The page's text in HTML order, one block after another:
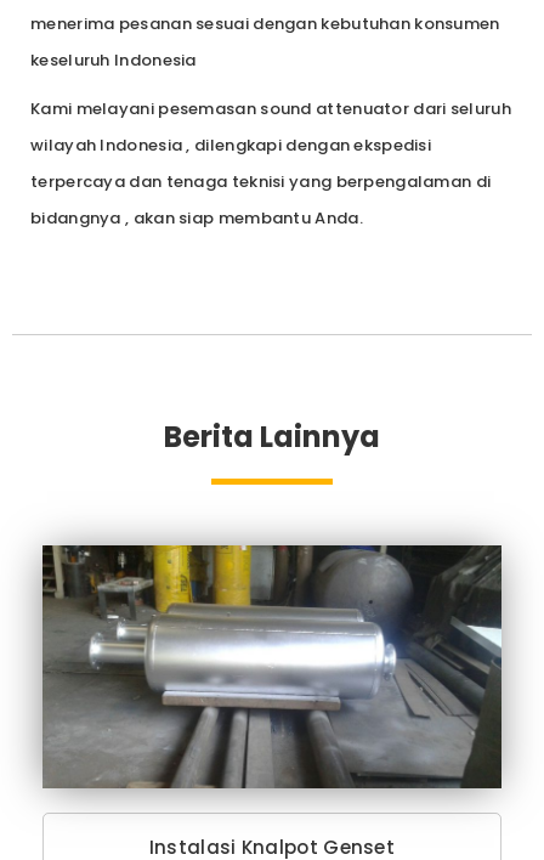
menerima pesanan sesuai dengan kebutuhan konsumen
keseluruh Indonesia
Kami melayani pesemasan sound attenuator dari seluruh
wilayah Indonesia , dilengkapi dengan ekspedisi
terpercaya dan tenaga teknisi yang berpengalaman di
bidangnya , akan siap membantu Anda.
Berita Lainnya
Instalasi Knalpot Genset